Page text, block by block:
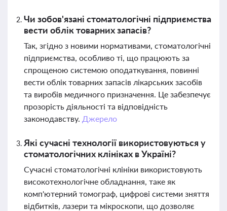
Чи зобов'язані стоматологічні підприємства
вести облік товарних запасів?
Так, згідно з новими нормативами, стоматологічні
підприємства, особливо ті, що працюють за
спрощеною системою оподаткування, повинні
вести облік товарних запасів лікарських засобів
та виробів медичного призначення. Це забезпечує
прозорість діяльності та відповідність
законодавству. Джерело
Які сучасні технології використовуються у
стоматологічних клініках в Україні?
Сучасні стоматологічні клініки використовують
високотехнологічне обладнання, таке як
комп'ютерний томограф, цифрові системи зняття
відбитків, лазери та мікроскопи, що дозволяє